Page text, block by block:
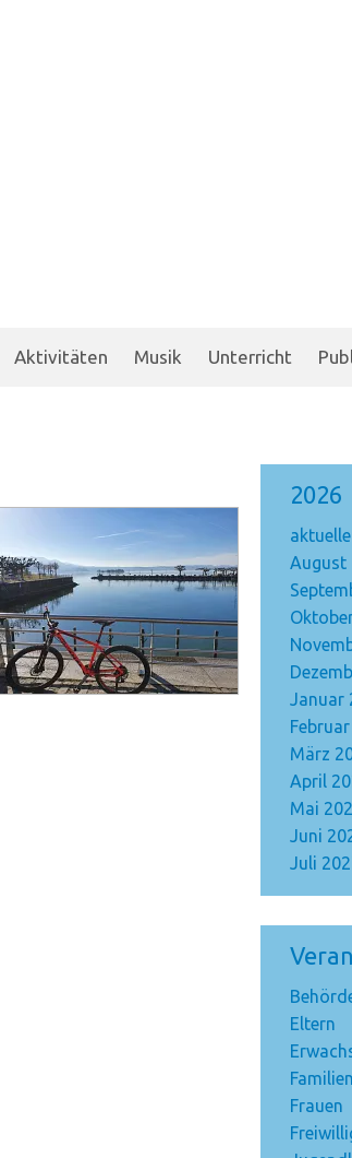
Aktivitäten Musik Unterricht
2026
August
Januar
März
April
Mai
Juni
Juli
Eltern
Familien
Frauen